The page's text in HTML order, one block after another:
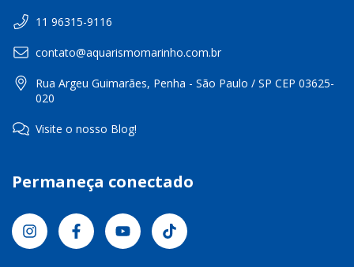
11 96315-9116
contato@aquarismomarinho.com.br
Rua Argeu Guimarães, Penha - São Paulo / SP CEP 03625-
020
Visite o nosso Blog!
Permaneça conectado